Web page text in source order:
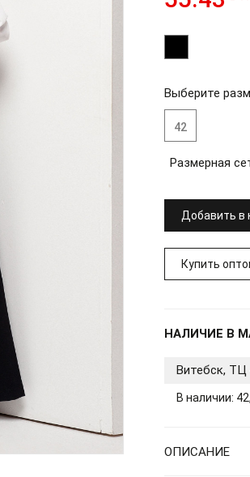
Выберите
42
Размерная
Добавить в
Купить
НАЛИЧИЕ В
Витебск, ТЦ
В наличии:
ОПИСАНИЕ